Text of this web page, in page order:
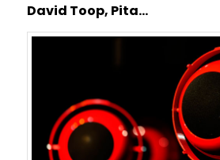
David Toop, Pita…